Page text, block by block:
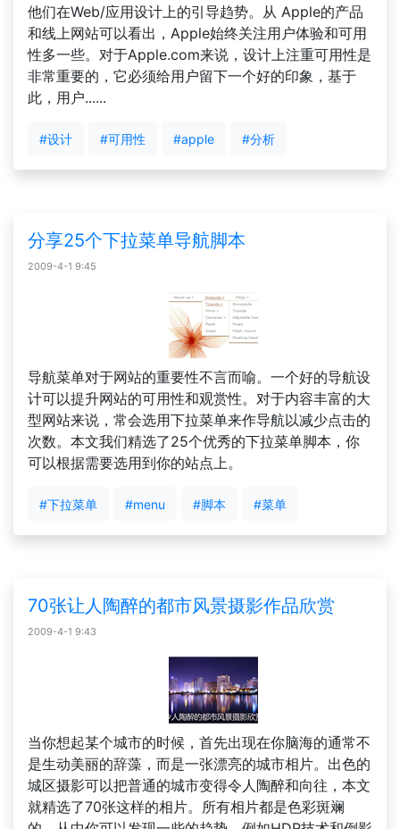
他们在Web/应用设计上的引导趋势。从 Apple的产品
和线上网站可以看出，Apple始终关注用户体验和可用
性多一些。对于Apple.com来说，设计上注重可用性是
非常重要的，它必须给用户留下一个好的印象，基于
此，用户......
#设计 #可用性 #apple #分析
分享25个下拉菜单导航脚本
2009-4-1 9:45
导航菜单对于网站的重要性不言而喻。一个好的导航设
计可以提升网站的可用性和观赏性。对于内容丰富的大
型网站来说，常会选用下拉菜单来作导航以减少点击的
次数。本文我们精选了25个优秀的下拉菜单脚本，你
可以根据需要选用到你的站点上。
#下拉菜单 #menu #脚本 #菜单
70张让人陶醉的都市风景摄影作品欣赏
2009-4-1 9:43
当你想起某个城市的时候，首先出现在你脑海的通常不
是生动美丽的辞藻，而是一张漂亮的城市相片。出色的
城区摄影可以把普通的城市变得令人陶醉和向往，本文
就精选了70张这样的相片。所有相片都是色彩斑斓